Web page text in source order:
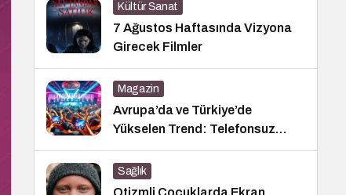
Kültür Sanat
7 Ağustos Haftasında Vizyona
Girecek Filmler
Magazin
Avrupa’da ve Türkiye’de
Yükselen Trend: Telefonsuz
Gece Kulüpleri
Sağlık
Otizmli Çocuklarda Ekran